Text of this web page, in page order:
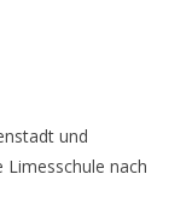
und
Limesschule nach